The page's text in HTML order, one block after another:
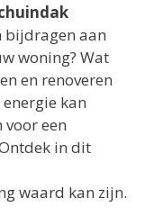
bijdragen aan
woning? Wat
en renoveren
kan
een
in dit
waard kan zijn.